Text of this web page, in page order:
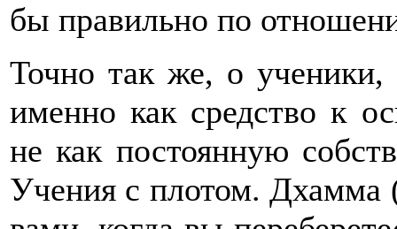
бы правильно по
Точно так же, о
именно как средство к
не как постоянную
Учения с плотом. Дхамма